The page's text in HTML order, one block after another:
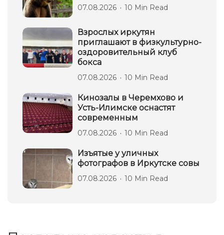
07.08.2026 10 Min Read
Взрослых иркутян
приглашают в физкультурно-
оздоровительный клуб
бокса
07.08.2026 10 Min Read
Кинозалы в Черемхово и
Усть-Илимске оснастят
современным
07.08.2026 10 Min Read
Изъятые у уличных
фотографов в Иркутске совы
07.08.2026 10 Min Read